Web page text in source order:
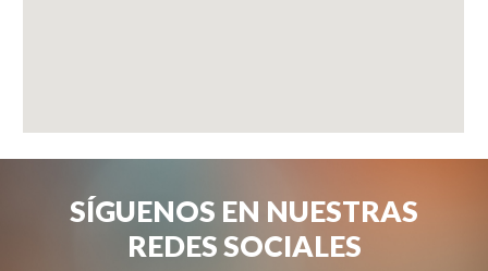
SÍGUENOS EN NUESTRAS
REDES SOCIALES